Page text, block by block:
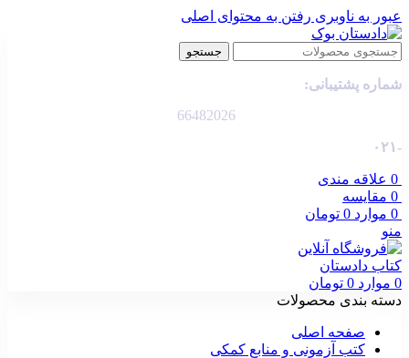
عبور به ناوبری رفتن به محتوای اصلی
جستجو
شماره پشتیبانی:
66482026
-۰۲۱
0 علاقه مندی
0 مقایسه
0 موارد 0 تومان
منو
0 موارد 0 تومان
دسته بندی محصولات
صفحه اصلی
کتب آزمونی و منابع کمکی